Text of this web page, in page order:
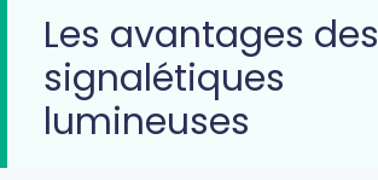
Les avantages des
signalétiques
lumineuses